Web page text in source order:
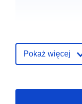
Zapis katalogu:
Pokaż więcej